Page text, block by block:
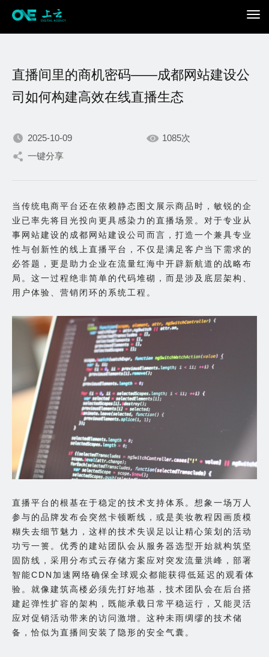
我们不断积累持续专注，
出色的你。
直播间里的商机密码——成都网站建设公
司如何构建高效在线直播生态
2025-10-09
1085次
一键分享
当传统电商平台还在依赖静态图文展示商品时，敏锐的企
业已率先将目光投向更具感染力的直播场景。对于专业从
事网站建设的成都网站建设公司而言，打造一个兼具专业
性与创新性的线上直播平台，不仅是满足客户当下需求的
必答题，更是助力企业在流量红海中开辟新航道的战略布
局。这一过程绝非简单的代码堆砌，而是涉及底层架构、
用户体验、营销闭环的系统工程。
直播平台的根基在于稳定的技术支持体系。想象一场万人
参与的品牌发布会突然卡顿断线，或是美妆教程因画质模
糊失去细节魅力，这样的技术失误足以让精心策划的活动
功亏一篑。优秀的建站团队会从服务器选型开始就构筑坚
固防线，采用分布式云存储方案应对突发流量洪峰，部署
智能CDN加速网络确保全球观众都能获得低延迟的观看体
验。就像建筑高楼必须先打好地基，技术团队会在后台搭
建起弹性扩容的架构，既能承载日常平稳运行，又能灵活
应对促销活动带来的访问激增。这种未雨绸缪的技术储
备，恰似为直播间安装了隐形的安全气囊。